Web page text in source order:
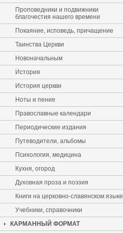
Проповедники и подвижники
благочестия нашего времени
Покаяние, исповедь, причащение
Таинства Церкви
Новоначальным
История
История церкви
Ноты и пение
Православные календари
Периодические издания
Путеводители, альбомы
Психология, медицина
Кухня, огород
Духовная проза и поэзия
Книги на церковно-славянском языке
Учебники, справочники
КАРМАННЫЙ ФОРМАТ